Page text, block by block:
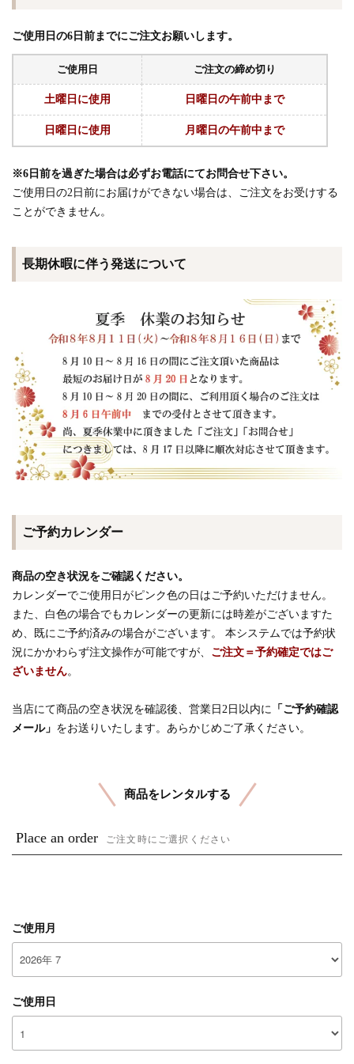
ご使用日の6日前までにご注文お願いします。
ご使用日 ご注文の締め切り
土曜日に使用 日曜日の午前中まで
日曜日に使用 月曜日の午前中まで
※6日前を過ぎた場合は必ずお電話にてお問合せ下さい。
ご使用日の2日前にお届けができない場合は、ご注文をお受けする
ことができません。
長期休暇に伴う発送について
ご予約カレンダー
商品の空き状況をご確認ください。
カレンダーでご使用日がピンク色の日はご予約いただけません。
また、白色の場合でもカレンダーの更新には時差がございますた
め、既にご予約済みの場合がございます。 本システムでは予約状
況にかかわらず注文操作が可能ですが、 ご注文＝予約確定ではご
ざいません。
当店にて商品の空き状況を確認後、営業日2日以内に
「ご予約確認
メール」 をお送りいたします。あらかじめご了承ください。
商品をレンタルする
Place an order ご注文時にご選択ください
ご使用月
ご使用日